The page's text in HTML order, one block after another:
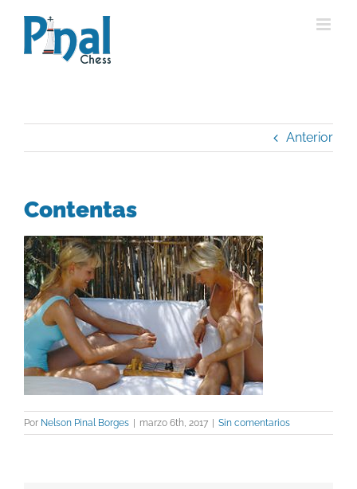
contenido
Anterior
Contentas
Por Nelson Pinal Borges | marzo 6th, 2017 | Sin comentarios